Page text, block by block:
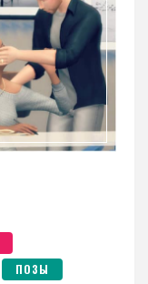
ПОЗЫ